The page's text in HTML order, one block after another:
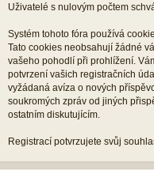
Uživatelé s nulovým počtem
Systém tohoto fóra používá
Tato cookies neobsahují žádné
vašeho pohodlí při prohlížení.
potvrzení vašich registračních
vyžádaná avíza o nových
soukromých zpráv od jiných
ostatním diskutujícím.
Registrací potvrzujete svůj